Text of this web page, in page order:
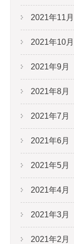
2021年11月
2021年10月
2021年9月
2021年8月
2021年7月
2021年6月
2021年5月
2021年4月
2021年3月
2021年2月